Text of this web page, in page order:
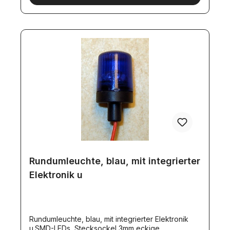
ausschalten!Eine Alternative wäre der Artikel 8068.
Rundumleuchte, blau, mit integrierter
Elektronik u
Rundumleuchte, blau, mit integrierter Elektronik